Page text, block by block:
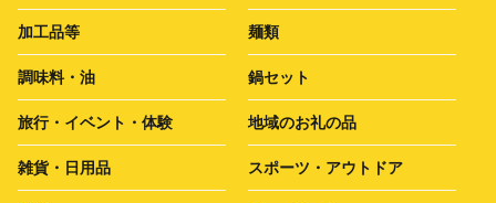
加工品等 麺類
調味料・油 鍋セット
旅行・イベント・体験 地域のお礼の品
雑貨・日用品 スポーツ・アウトドア